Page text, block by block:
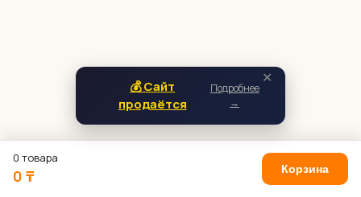
✕
💰 Сайт
продаётся
Подробнее
→
0 товара
0 ₸ Корзина